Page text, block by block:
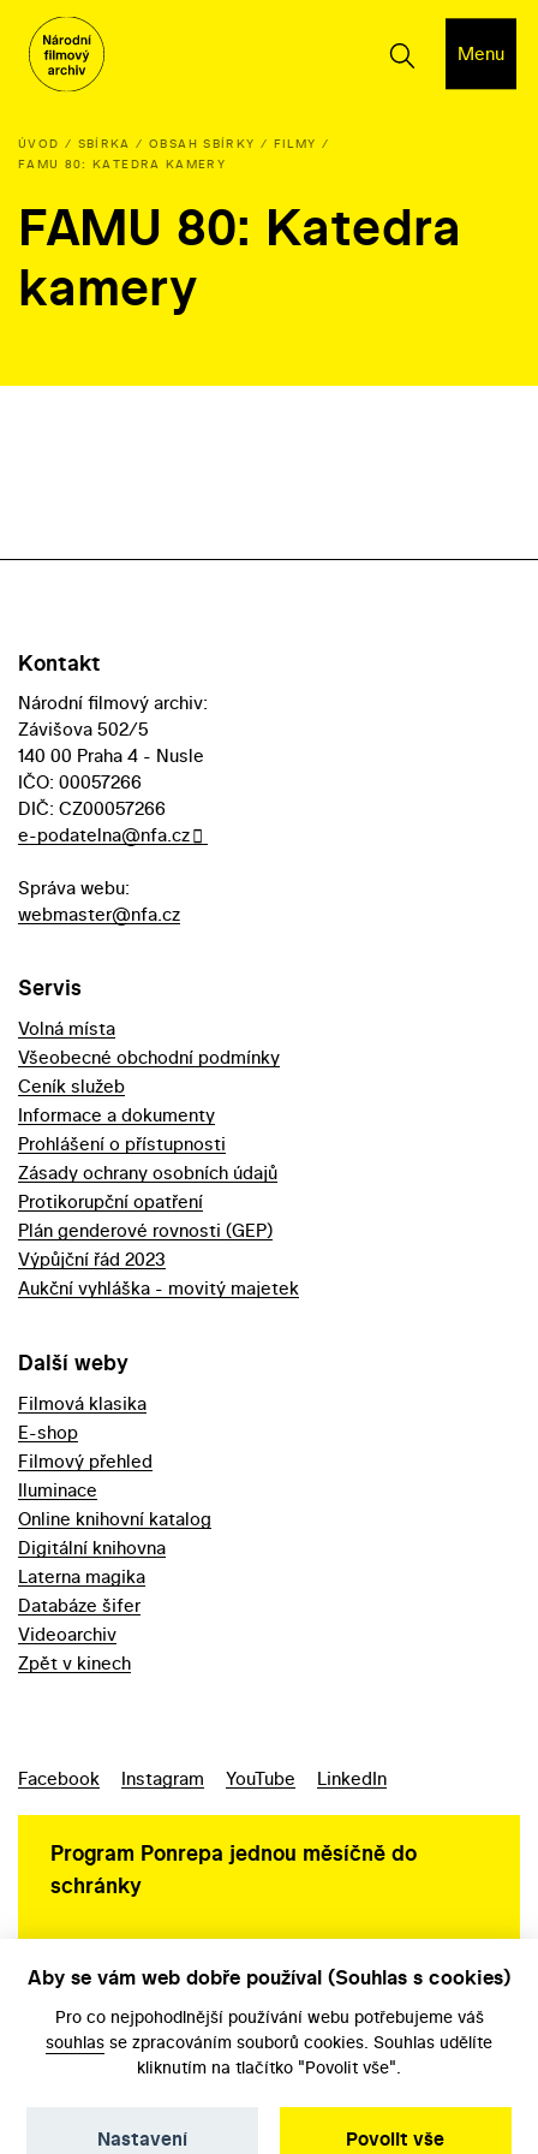
Menu
ÚVOD SBÍRKA OBSAH SBÍRKY
FILMY
FAMU 80: KATEDRA KAMERY
FAMU 80: Katedra
kamery
Kontakt
Národní filmový archiv:
Závišova 502/5
140 00 Praha 4 - Nusle
IČO: 00057266
DIČ: CZ00057266
e-podatelna@nfa.cz
Správa webu:
webmaster@nfa.cz
Servis
Volná místa
Všeobecné obchodní podmínky
Ceník služeb
Informace a dokumenty
Prohlášení o přístupnosti
Zásady ochrany osobních údajů
Protikorupční opatření
Plán genderové rovnosti (GEP)
Výpůjční řád 2023
Aukční vyhláška - movitý majetek
Další weby
Filmová klasika
E-shop
Filmový přehled
Iluminace
Online knihovní katalog
Digitální knihovna
Laterna magika
Databáze šifer
Videoarchiv
Zpět v kinech
Facebook Instagram YouTube LinkedIn
Program Ponrepa jednou měsíčně do
schránky
Aby se vám web dobře používal (Souhlas s cookies)
Pro co nejpohodlnější používání webu potřebujeme váš
souhlas se zpracováním souborů cookies. Souhlas udělíte
kliknutím na tlačítko "Povolit vše".
Povolit vše
Nastavení